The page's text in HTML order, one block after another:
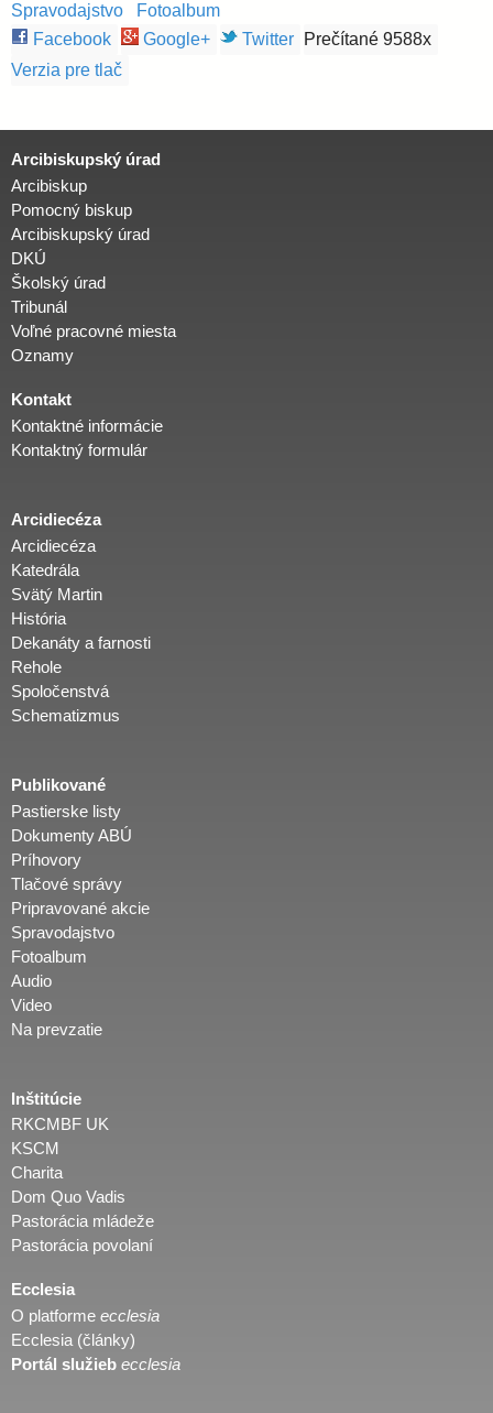
Spravodajstvo
Fotoalbum
Facebook
Google+ Twitter
Prečítané 9588x
Verzia pre tlač
Arcibiskupský úrad
Arcibiskup
Pomocný biskup
Arcibiskupský úrad
DKÚ
Školský úrad
Tribunál
Voľné pracovné miesta
Oznamy
Kontakt
Kontaktné informácie
Kontaktný formulár
Arcidiecéza
Arcidiecéza
Katedrála
Svätý Martin
História
Dekanáty a farnosti
Rehole
Spoločenstvá
Schematizmus
Publikované
Pastierske listy
Dokumenty ABÚ
Príhovory
Tlačové správy
Pripravované akcie
Spravodajstvo
Fotoalbum
Audio
Video
Na prevzatie
Inštitúcie
RKCMBF UK
KSCM
Charita
Dom Quo Vadis
Pastorácia mládeže
Pastorácia povolaní
Ecclesia
O platforme ecclesia
Ecclesia (články)
Portál služieb ecclesia